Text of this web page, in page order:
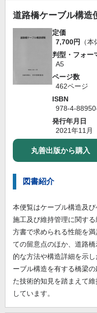
道路橋ケーブル構造
定価
7,700円
（
判型・フォー
A5
ページ数
462ページ
ISBN
978-4-
発行年月日
2021年11月
丸善出版から購入
図書紹介
本便覧はケーブル構造及び
施工及び維持管理に関す
方書で求められる性能を
ての留意点のほか、道路
的な方法や構造詳細を示
ーブル構造を有する橋梁
た技術的知見を踏まえて
しています。